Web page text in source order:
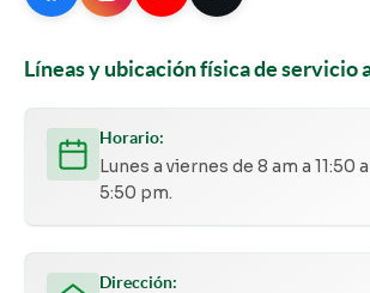
Líneas y ubicación física de servicio
Horario:
Lunes a viernes de 8 am a 11:50
5:50 pm.
Dirección: